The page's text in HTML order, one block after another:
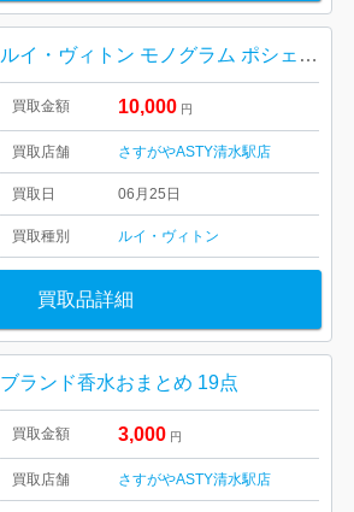
ルイ・ヴィトン モノグラム ポシェット・アクセソワール
買取金額 10,000 円
買取店舗 さすがやASTY清水駅店
買取日 06月25日
買取種別 ルイ・ヴィトン
買取品詳細
ブランド香水おまとめ 19点
買取金額 3,000 円
買取店舗 さすがやASTY清水駅店